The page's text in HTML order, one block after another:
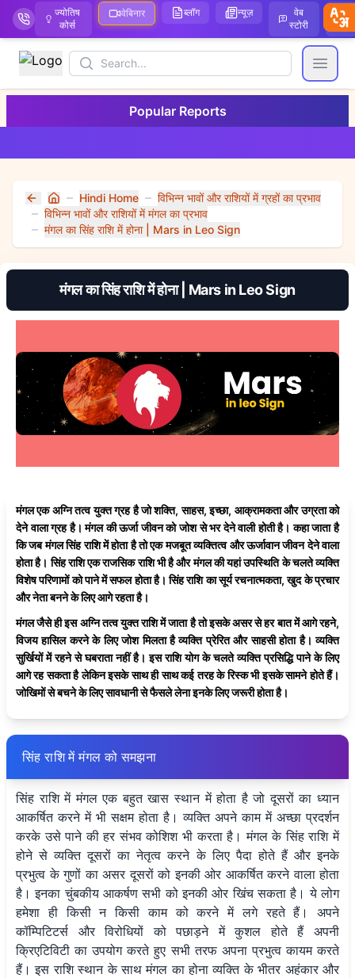
ज्योतिष
कोर्स
वेबिनार ब्लॉग न्यूज़
वेब
स्टोरी
Search
Open
Popular Reports
Home Hindi Home
विभिन्न भावों और राशियों में ग्रहों का प्रभाव
विभिन्न भावों और राशियों में मंगल का प्रभाव
मंगल का सिंह राशि में होना | Mars in Leo Sign
मंगल का सिंह राशि में होना | Mars in Leo Sign
मंगल एक अग्नि तत्व युक्त ग्रह है जो शक्ति, साहस, इच्छा, आक्रामकता और उग्रता को
देने वाला ग्रह है। मंगल की ऊर्जा जीवन को जोश से भर देने वाली होती है। कहा जाता है
कि जब मंगल सिंह राशि में होता है तो एक मजबूत व्यक्तित्व और ऊर्जावान जीवन देने वाला
होता है। सिंह राशि एक राजसिक राशि भी है और मंगल की यहां उपस्थिति के चलते व्यक्ति
विशेष परिणामों को पाने में सफल होता है। सिंह राशि का सूर्य रचनात्मकता, खुद के प्रचार
और नेता बनने के लिए आगे रहता है।
मंगल जैसे ही इस अग्नि तत्व युक्त राशि में जाता है तो इसके असर से हर बात में आगे रहने,
विजय हासिल करने के लिए जोश मिलता है व्यक्ति प्रेरित और साहसी होता है। व्यक्ति
सुर्खियों में रहने से घबराता नहीं है। इस राशि योग के चलते व्यक्ति प्रसिद्धि पाने के लिए
आगे रह सकता है लेकिन इसके साथ ही साथ कई तरह के रिस्क भी इसके सामने होते हैं।
जोखिमों से बचने के लिए सावधानी से फैसले लेना इनके लिए जरूरी होता है।
सिंह राशि में मंगल को समझना
सिंह राशि में मंगल एक बहुत खास स्थान में होता है जो दूसरों का ध्यान
आकर्षित करने में भी सक्षम होता है। व्यक्ति अपने काम में अच्छा प्रदर्शन
करके उसे पाने की हर संभव कोशिश भी करता है। मंगल के सिंह राशि में
होने से व्यक्ति दूसरों का नेतृत्व करने के लिए पैदा होते हैं और इनके
प्रभुत्व के गुणों का असर दूसरों को इनकी ओर आकर्षित करने वाला होता
है। इनका चुंबकीय आकर्षण सभी को इनकी ओर खिंच सकता है। ये लोग
हमेशा ही किसी न किसी काम को करने में लगे रहते हैं। अपने
कॉम्पिटिटर्स और विरोधियों को पछाड़ने में कुशल होते हैं अपनी
क्रिएटिविटी का उपयोग करते हुए सभी तरफ अपना प्रभुत्व कायम करते
हैं। इस राशि स्थान के साथ मंगल का होना व्यक्ति के भीतर अहंकार और